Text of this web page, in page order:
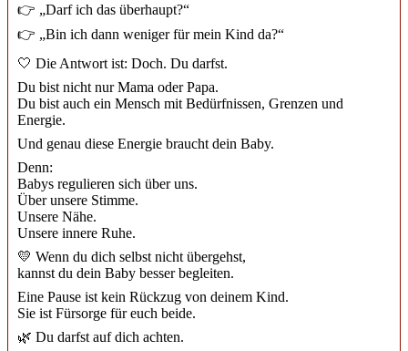
👉 „Darf ich das überhaupt?“
👉 „Bin ich dann weniger für mein Kind da?“
🤍 Die Antwort ist: Doch. Du darfst.
Du bist nicht nur Mama oder Papa.
Du bist auch ein Mensch mit Bedürfnissen, Grenzen und
Energie.
Und genau diese Energie braucht dein Baby.
Denn:
Babys regulieren sich über uns.
Über unsere Stimme.
Unsere Nähe.
Unsere innere Ruhe.
💛 Wenn du dich selbst nicht übergehst,
kannst du dein Baby besser begleiten.
Eine Pause ist kein Rückzug von deinem Kind.
Sie ist Fürsorge für euch beide.
🌿 Du darfst auf dich achten.